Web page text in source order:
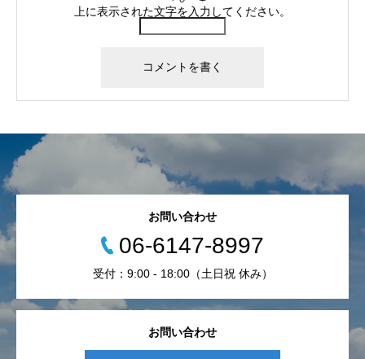
上に表示された文字を入力してください。
お問い合わせ
お問い合わせ
06-6147-8997
受付：9:00 - 18:00（土日祝 休み）